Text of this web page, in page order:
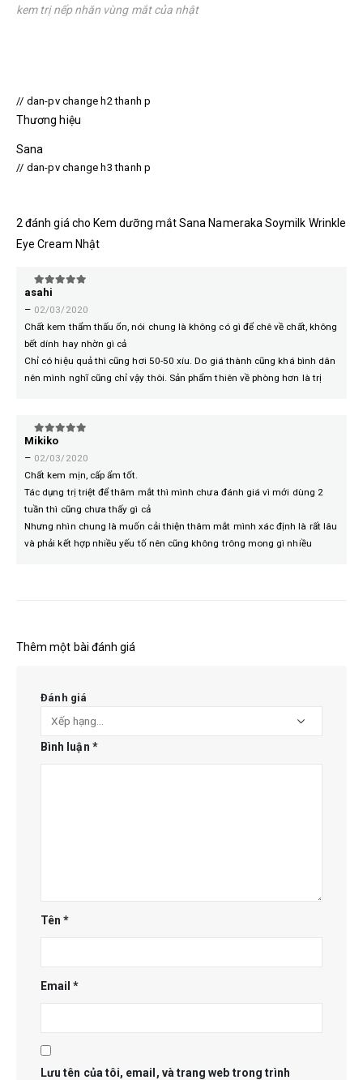
kem trị nếp nhăn vùng mắt của nhật
// dan-pv change h2 thanh p
Thương hiệu
Sana
// dan-pv change h3 thanh p
2 đánh giá cho Kem dưỡng mắt Sana Nameraka Soymilk Wrinkle
Eye Cream Nhật
5trên 5
asahi
– 02/03/2020
Chất kem thẩm thấu ổn, nói chung là không có gì để chê về chất, không
bết dính hay nhờn gì cả
Chỉ có hiệu quả thì cũng hơi 50-50 xíu. Do giá thành cũng khá bình dân
nên mình nghĩ cũng chỉ vậy thôi. Sản phẩm thiên về phòng hơn là trị
5trên 5
Mikiko
– 02/03/2020
Chất kem mịn, cấp ẩm tốt.
Tác dụng trị triệt để thâm mắt thì mình chưa đánh giá vì mới dùng 2
tuần thì cũng chưa thấy gì cả
Nhưng nhìn chung là muốn cải thiện thâm mắt mình xác định là rất lâu
và phải kết hợp nhiều yếu tố nên cũng không trông mong gì nhiều
Thêm một bài đánh giá
Đánh giá
Bình luận *
Tên*
Email*
Lưu tên của tôi, email, và trang web trong trình